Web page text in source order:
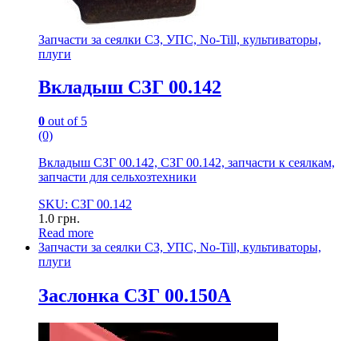
Запчасти за сеялки СЗ, УПС, No-Till, культиваторы,
плуги
Вкладыш СЗГ 00.142
0 out of 5
(0)
Вкладыш СЗГ 00.142, СЗГ 00.142, запчасти к сеялкам,
запчасти для сельхозтехники
SKU: СЗГ 00.142
1.0 грн.
Read more
Запчасти за сеялки СЗ, УПС, No-Till, культиваторы,
плуги
Заслонка СЗГ 00.150А